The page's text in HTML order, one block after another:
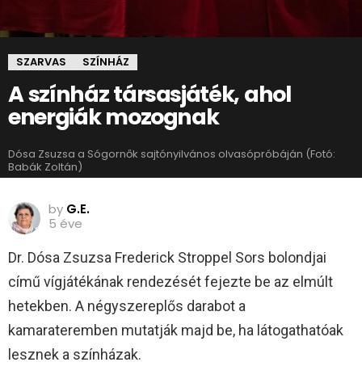
SZARVAS SZÍNHÁZ
A színház társasjáték, ahol
energiák mozognak
Dósa Zsuzsa a Sógornők sajtónyilvános olvasópróbáján (Fotó:
Babák Zoltán)
by G.E.
5 éve
Dr. Dósa Zsuzsa Frederick Stroppel Sors bolondjai
című vígjátékának rendezését fejezte be az elmúlt
hetekben. A négyszereplős darabot a
kamarateremben mutatják majd be, ha látogathatóak
lesznek a színházak.